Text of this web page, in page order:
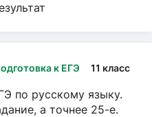
к ЕГЭ 11 класс
по русскому языку.
а точнее 25-е.